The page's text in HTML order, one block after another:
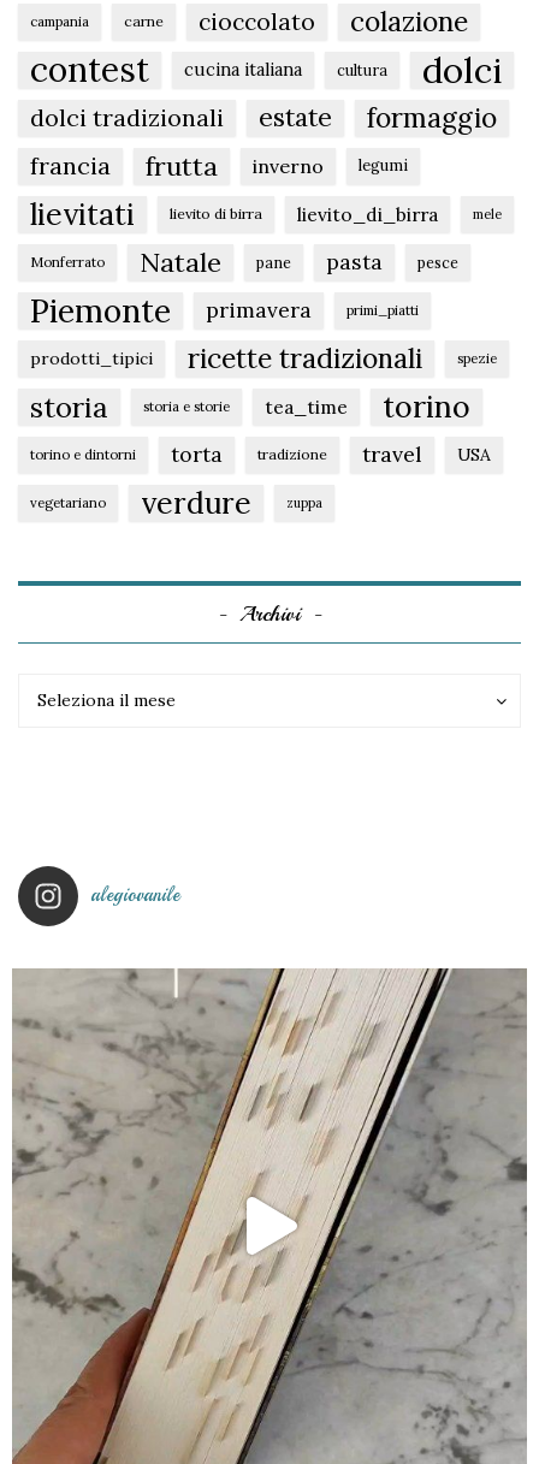
campania carne cioccolato colazione
contest cucina italiana cultura dolci
dolci tradizionali estate formaggio
francia frutta inverno legumi
lievitati lievito di birra lievito_di_birra mele
Monferrato Natale pane pasta pesce
Piemonte primavera primi_piatti
prodotti_tipici ricette tradizionali spezie
storia storia e storie tea_time torino
torino e dintorni torta tradizione travel USA
vegetariano verdure zuppa
Archivi
Seleziona il mese
alegiovanile